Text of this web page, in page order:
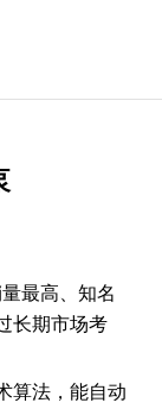
量最高、知名
长期市场考
算法，能自动